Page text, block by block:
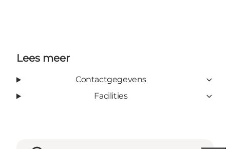
Lees meer
Contactgegevens
Facilities